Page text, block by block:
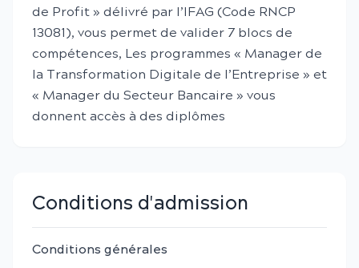
de Profit » délivré par l’IFAG (Code RNCP
13081), vous permet de valider 7 blocs de
compétences, Les programmes « Manager de
la Transformation Digitale de l’Entreprise » et
« Manager du Secteur Bancaire » vous
donnent accès à des diplômes
Conditions d'admission
Conditions générales